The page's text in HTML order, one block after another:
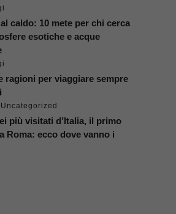
caldo: 10 mete per chi cerca
esotiche e acque
ragioni per viaggiare sempre
Uncategorized
più visitati d’Italia, il primo
Roma: ecco dove vanno i